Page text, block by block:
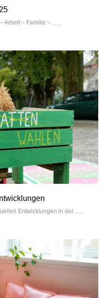
Arbeit – Familie –…
Entwicklungen in der…